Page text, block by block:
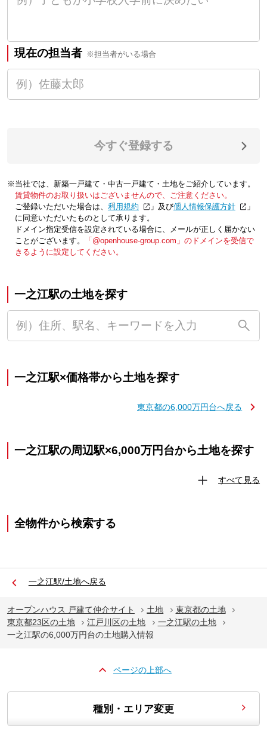
現在の担当者 ※担当者がいる場合
今すぐ登録する
※当社では、新築一戸建て・中古一戸建て・土地をご紹介しています。
賃貸物件のお取り扱いはございませんので、ご注意ください。
ご登録いただいた場合は、「利用規約 」及び「個人情報保護方針
」
に同意いただいたものとして承ります。
ドメイン指定受信を設定されている場合に、メールが正しく届かない
ことがございます。
「@openhouse-group.com」のドメインを受信で
きるように設定してください。
一之江駅の土地を探す
一之江駅×価格帯から土地を探す
東京都の6,000万円台へ戻る
一之江駅の周辺駅×6,000万円台から土地を探す
すべて見る
全物件から検索する
一之江駅/土地へ戻る
オープンハウス 戸建て仲介サイト 土地
東京都の土地
東京都23区の土地
江戸川区の土地
一之江駅の土地
一之江駅の6,000万円台の土地購入情報
ページの上部へ
種別・エリア変更